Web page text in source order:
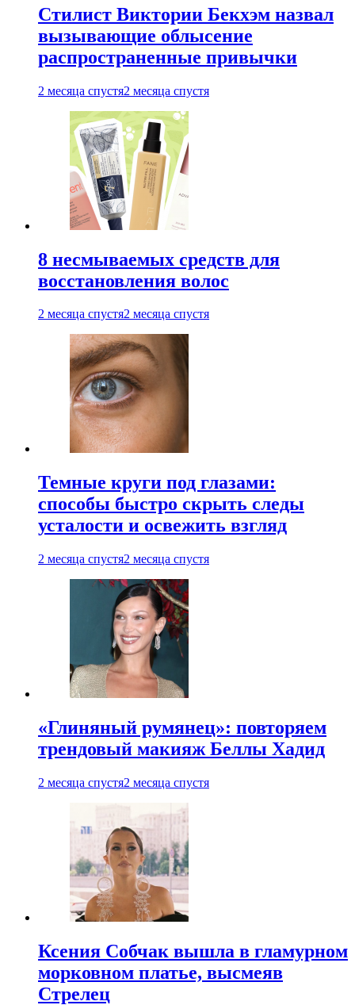
Стилист Виктории Бекхэм назвал
вызывающие облысение
распространенные привычки
2 месяца спустя2 месяца спустя
8 несмываемых средств для
восстановления волос
2 месяца спустя2 месяца спустя
Темные круги под глазами:
способы быстро скрыть следы
усталости и освежить взгляд
2 месяца спустя2 месяца спустя
«Глиняный румянец»: повторяем
трендовый макияж Беллы Хадид
2 месяца спустя2 месяца спустя
Ксения Собчак вышла в гламурном
морковном платье, высмеяв
Стрелец